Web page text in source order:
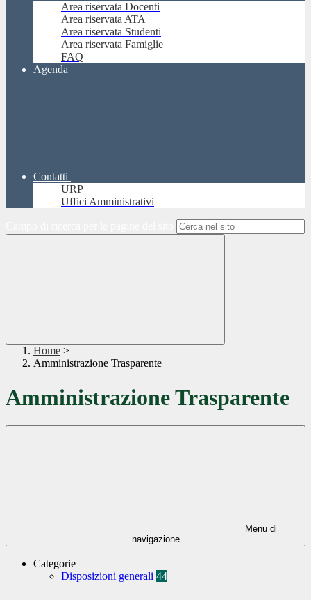
Area riservata Docenti
Area riservata ATA
Area riservata Studenti
Area riservata Famiglie
FAQ
Agenda
Contatti
URP
Uffici Amministrativi
Home >
Amministrazione Trasparente
Amministrazione Trasparente
Menu di
navigazione
Categorie
Disposizioni generali 44